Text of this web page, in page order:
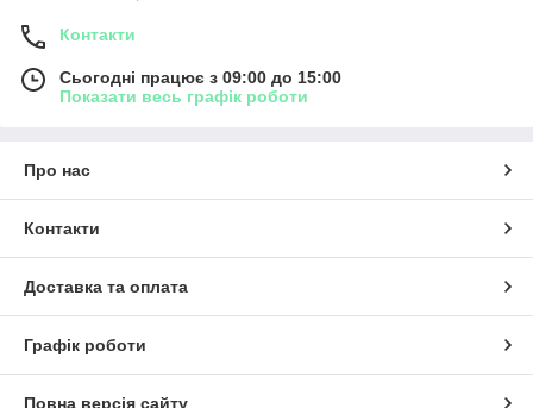
Контакти
Сьогодні працює з 09:00 до 15:00
Показати весь графік роботи
Про нас
Контакти
Доставка та оплата
Графік роботи
Повна версія сайту